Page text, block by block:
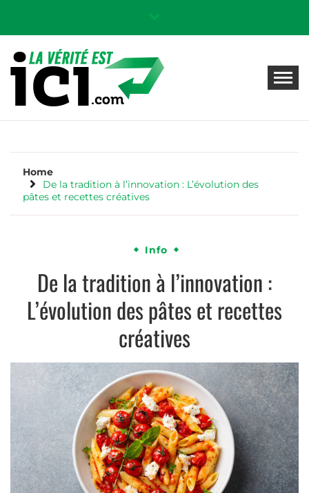
LA VÉRITÉ EST ICI ! BLOG
INFO, NEWS, BRICO,
SANTÉ & ASTUCES
Magazine en ligne 100% gratuit : Info, News,
Home
De la tradition à l’innovation : L’évolution des
pâtes et recettes créatives
Info
De la tradition à l’innovation :
L’évolution des pâtes et recettes
créatives